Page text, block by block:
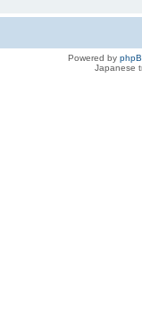
Powered by
Japanese